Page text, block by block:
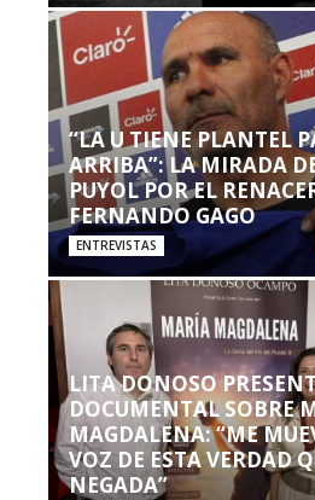
“LA U TIENE PLANTEL
ARRIBA”: LA MIRADA
PUYOL POR EL
FERNANDO GAGO
ENTREVISTAS
LITA DONOSO
DOCUMENTAL SOBRE
MAGDALENA: “ME
VOZ DE ESTA VERDAD
NEGADA”